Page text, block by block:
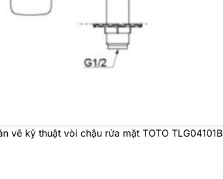
vẽ kỹ thuật vòi chậu rửa mặt TOTO TLG04101B